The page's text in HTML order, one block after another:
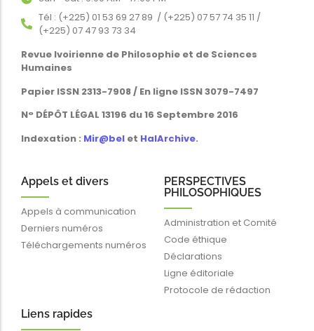
Tél : (+225) 01 53 69 27 89 / (+225) 07 57 74 35 11 /
(+225) 07 47 93 73 34
Revue Ivoirienne de Philosophie et de Sciences
Humaines
Papier ISSN 2313-7908 / En ligne ISSN 3079-7497
N° DÉPÔT LÉGAL 13196 du 16 Septembre 2016
Indexation : Mir@bel et HalArchive.
Appels et divers
Appels à communication
Derniers numéros
Téléchargements numéros
PERSPECTIVES
PHILOSOPHIQUES
Administration et Comité
Code éthique
Déclarations
Ligne éditoriale
Protocole de rédaction
Liens rapides